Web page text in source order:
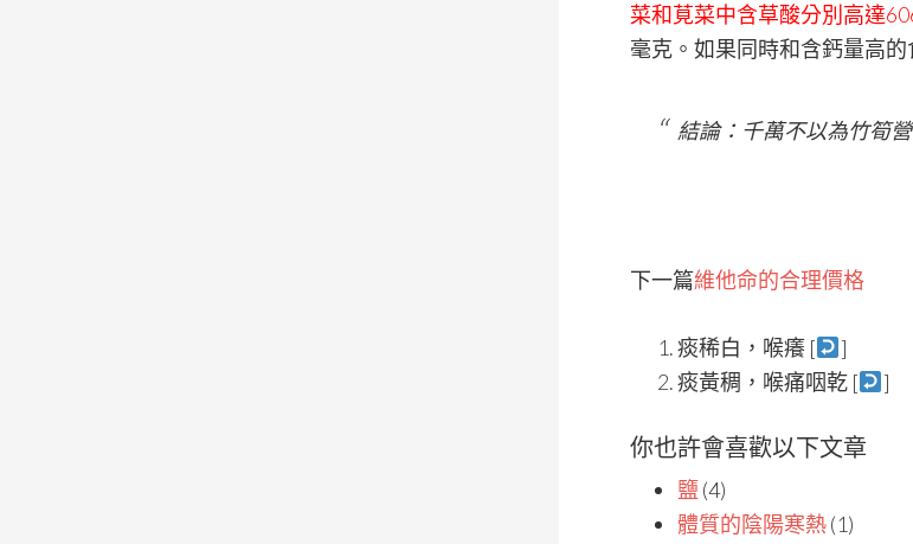
菜和莧菜中含草酸分別高達
毫克。如果同時和含鈣量高
結論：千萬不以為竹筍
下一篇維他命的合理價格
痰稀白，喉癢 [
]
痰黃稠，喉痛咽乾 [
]
你也許會喜歡以下文章
鹽(4)
體質的陰陽寒熱(1)